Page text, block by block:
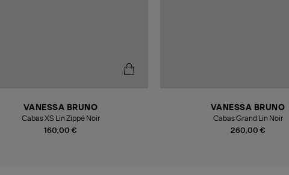
160,00 €
VANESSA BRUNO
Cabas XS Lin Zippé Noir
260,00 €
VANESSA BRUNO
Cabas Grand Lin Noir